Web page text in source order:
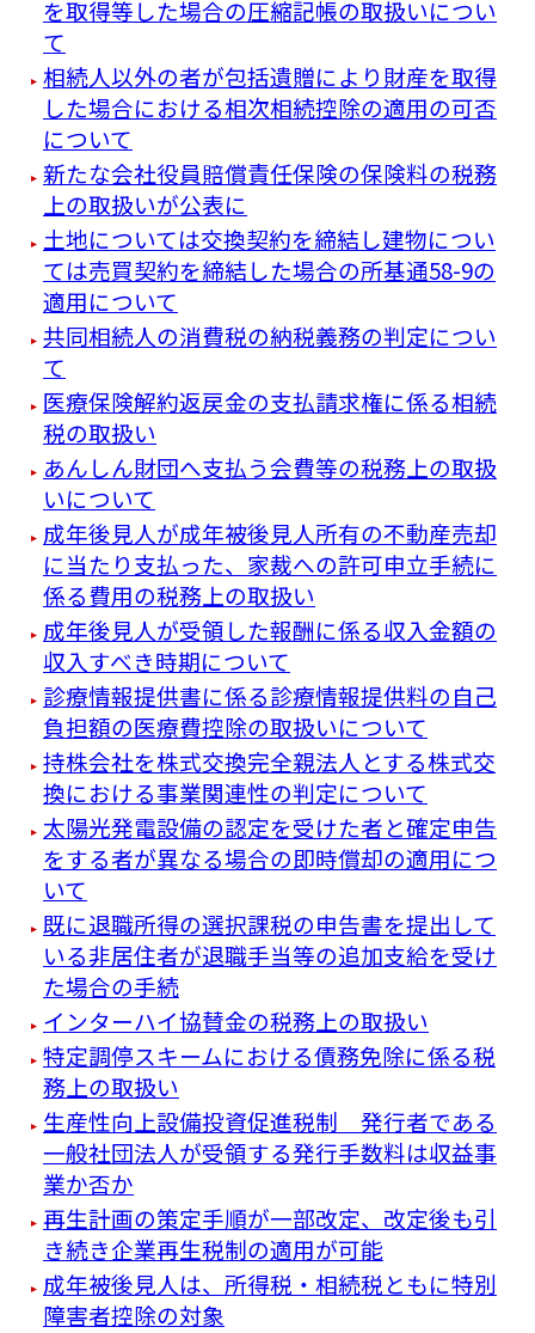
を取得等した場合の圧縮記帳の取扱いについ
て
相続人以外の者が包括遺贈により財産を取得
した場合における相次相続控除の適用の可否
について
新たな会社役員賠償責任保険の保険料の税務
上の取扱いが公表に
土地については交換契約を締結し建物につい
ては売買契約を締結した場合の所基通58-9の
適用について
共同相続人の消費税の納税義務の判定につい
て
医療保険解約返戻金の支払請求権に係る相続
税の取扱い
あんしん財団へ支払う会費等の税務上の取扱
いについて
成年後見人が成年被後見人所有の不動産売却
に当たり支払った、家裁への許可申立手続に
係る費用の税務上の取扱い
成年後見人が受領した報酬に係る収入金額の
収入すべき時期について
診療情報提供書に係る診療情報提供料の自己
負担額の医療費控除の取扱いについて
持株会社を株式交換完全親法人とする株式交
換における事業関連性の判定について
太陽光発電設備の認定を受けた者と確定申告
をする者が異なる場合の即時償却の適用につ
いて
既に退職所得の選択課税の申告書を提出して
いる非居住者が退職手当等の追加支給を受け
た場合の手続
インターハイ協賛金の税務上の取扱い
特定調停スキームにおける債務免除に係る税
務上の取扱い
生産性向上設備投資促進税制 発行者である
一般社団法人が受領する発行手数料は収益事
業か否か
再生計画の策定手順が一部改定、改定後も引
き続き企業再生税制の適用が可能
成年被後見人は、所得税・相続税ともに特別
障害者控除の対象